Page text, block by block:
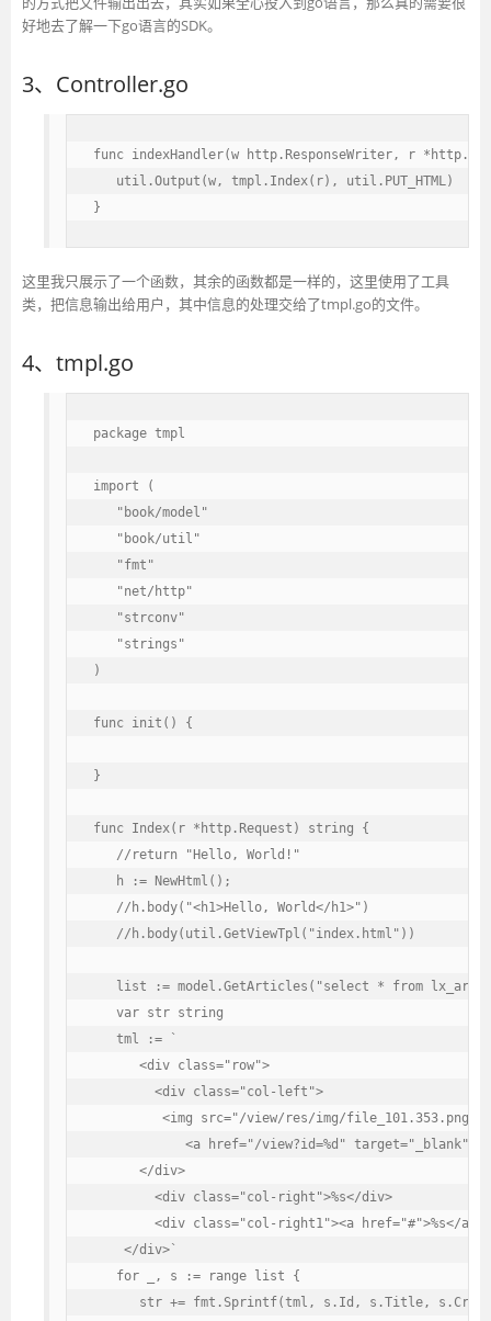
好地去了解一下go语言的SDK。
3、Controller.go
func indexHandler(w http.ResponseWriter, r
   util.Output(w, tmpl.Index(r), util.PUT_HTML)
}
这里我只展示了一个函数，其余的函数都是一样的，这里使用了工具
类，把信息输出给用户，其中信息的处理交给了tmpl.go的文件。
4、tmpl.go
package tmpl
import (
   "book/model"
   "book/util"
   "fmt"
   "net/http"
   "strconv"
   "strings"
)
func init() {
}
func Index(r *http.Request) string {
   //return "Hello, World!"
   h := NewHtml();
   //h.body("<h1>Hello, World</h1>")
   //h.body(util.GetViewTpl("index.html"))
list := model.GetArticles("select * from
   var str string
   tml := `
      <div class="row">
        <div class="col-left">
<img src="/view/res/img/file_101.353.png"
<a href="/view?id=%d"
      </div>
        <div class="col-right">%s</div>
<div class="col-right1"><a href="#">%s</
    </div>`
   for _, s := range list {
str += fmt.Sprintf(tml, s.Id, s.Title,